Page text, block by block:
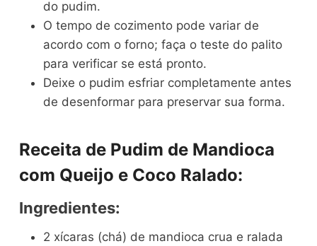
do pudim.
O tempo de cozimento pode variar de
acordo com o forno; faça o teste do palito
para verificar se está pronto.
Deixe o pudim esfriar completamente antes
de desenformar para preservar sua forma.
Receita de Pudim de Mandioca
com Queijo e Coco Ralado:
Ingredientes:
2 xícaras (chá) de mandioca crua e ralada